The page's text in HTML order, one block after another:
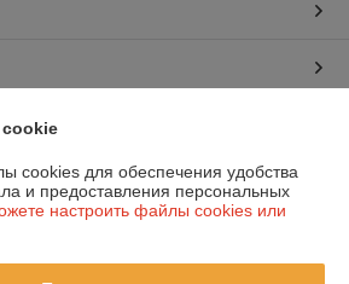
cookies
cookies для обеспечения удобства
и предоставления персональных
настроить файлы cookies или